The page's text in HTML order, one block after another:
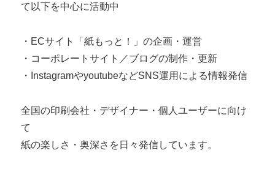
て以下を中心に活動中
・ECサイト「紙もっと！」の企画・運営
・コーポレートサイト／ブログの制作・更新
・InstagramやyoutubeなどSNS運用による情報発信
全国の印刷会社・デザイナー・個人ユーザーに向け
て
紙の楽しさ・奥深さを日々発信しています。